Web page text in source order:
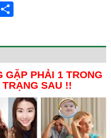
X
GẶP PHẢI 1 TRONG
SAU !!